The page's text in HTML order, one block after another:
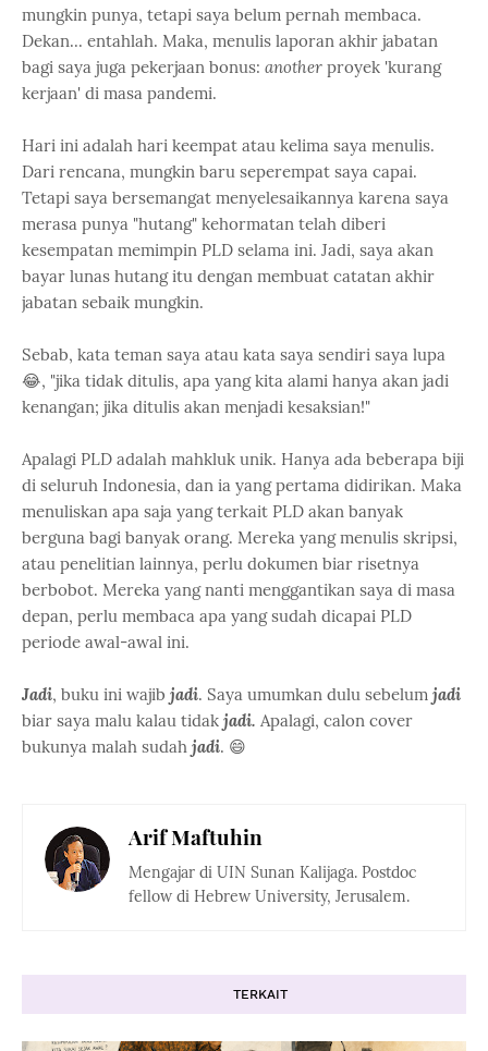
mungkin punya, tetapi saya belum pernah membaca.
Dekan... entahlah. Maka, menulis laporan akhir jabatan
bagi saya juga pekerjaan bonus: another proyek 'kurang
kerjaan' di masa pandemi.
Hari ini adalah hari keempat atau kelima saya menulis.
Dari rencana, mungkin baru seperempat saya capai.
Tetapi saya bersemangat menyelesaikannya karena saya
merasa punya "hutang" kehormatan telah diberi
kesempatan memimpin PLD selama ini. Jadi, saya akan
bayar lunas hutang itu dengan membuat catatan akhir
jabatan sebaik mungkin.
Sebab, kata teman saya atau kata saya sendiri saya lupa
😂, "jika tidak ditulis, apa yang kita alami hanya akan jadi
kenangan; jika ditulis akan menjadi kesaksian!"
Apalagi PLD adalah mahkluk unik. Hanya ada beberapa biji
di seluruh Indonesia, dan ia yang pertama didirikan. Maka
menuliskan apa saja yang terkait PLD akan banyak
berguna bagi banyak orang. Mereka yang menulis skripsi,
atau penelitian lainnya, perlu dokumen biar risetnya
berbobot. Mereka yang nanti menggantikan saya di masa
depan, perlu membaca apa yang sudah dicapai PLD
periode awal-awal ini.
Jadi, buku ini wajib jadi. Saya umumkan dulu sebelum jadi
biar saya malu kalau tidak jadi. Apalagi, calon cover
bukunya malah sudah jadi. 😄
Arif Maftuhin
Mengajar di UIN Sunan Kalijaga. Postdoc
fellow di Hebrew University, Jerusalem.
TERKAIT